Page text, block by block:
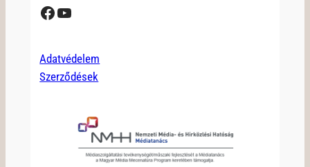
Facebook YouTube
Adatvédelem
Szerződések